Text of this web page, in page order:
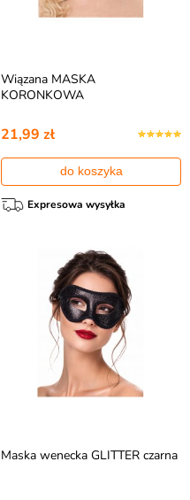
Wiązana MASKA
KORONKOWA
21,99 zł
do koszyka
Expresowa wysyłka
Maska wenecka GLITTER czarna